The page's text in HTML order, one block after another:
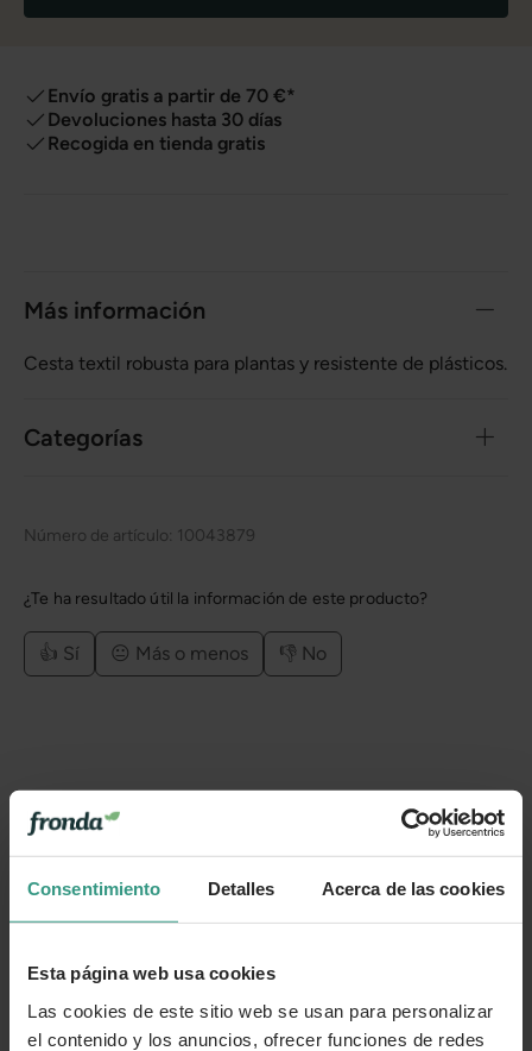
Consentimiento Detalles Acerca de las cookies
Esta página web usa cookies
Las cookies de este sitio web se usan para personalizar
el contenido y los anuncios, ofrecer funciones de redes
Envío gratis a partir de 70 €*
Devoluciones hasta 30 días
Recogida en tienda gratis
Más información
Cesta textil robusta para plantas y resistente de plásticos.
Categorías
Número de artículo: 10043879
¿Te ha resultado útil la información de este producto?
👍 Sí 😐 Más o menos 👎 No